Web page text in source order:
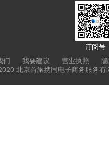
订阅号
们 我要建议 营业执照
北京首旅携同电子商务服务有